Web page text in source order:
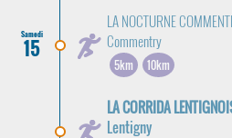
Samedi
15
LA NOCTURNE
Commentry
5km 10km
LA CORRIDA
Lentigny